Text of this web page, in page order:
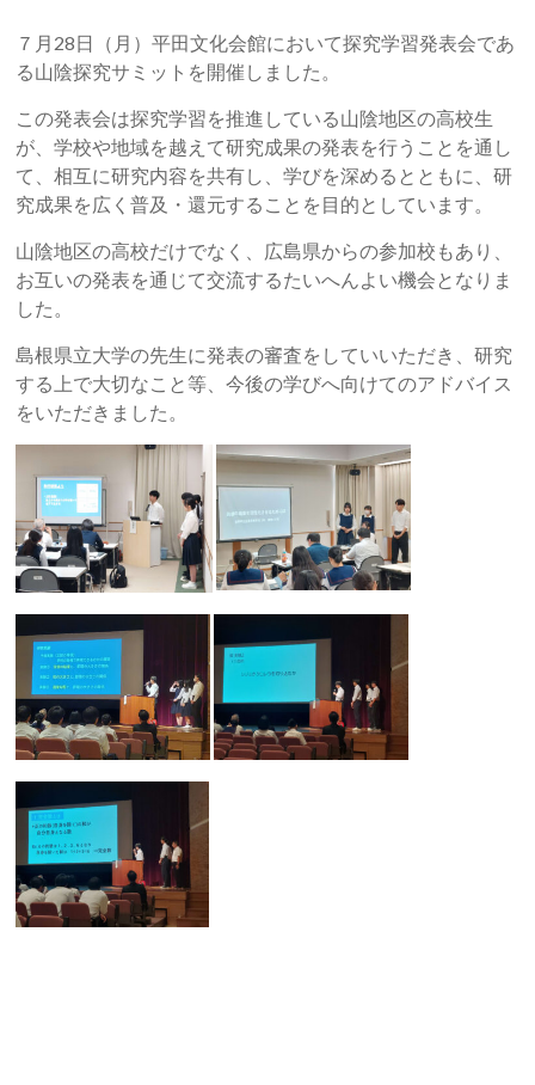
７月28日（月）平田文化会館において探究学習発表会であ
る山陰探究サミットを開催しました。
この発表会は探究学習を推進している山陰地区の高校生
が、学校や地域を越えて研究成果の発表を行うことを通し
て、相互に研究内容を共有し、学びを深めるとともに、研
究成果を広く普及・還元することを目的としています。
山陰地区の高校だけでなく、広島県からの参加校もあり、
お互いの発表を通じて交流するたいへんよい機会となりま
した。
島根県立大学の先生に発表の審査をしていいただき、研究
する上で大切なこと等、今後の学びへ向けてのアドバイス
をいただきました。